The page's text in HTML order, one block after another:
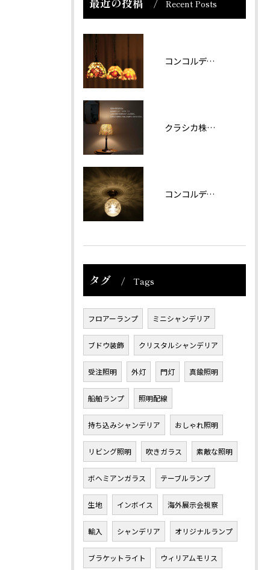
Recent Posts
コンコルディア照明 販売について
クラシカ株式会社では夏期休業をいただきます。
コンコルディアのシリーズより天井灯です。
タグ Tags
フロアーランプ ミニシャンデリア
ブドウ装飾 クリスタルシャンデリア
受注照明 外灯 門灯 真鍮照明
船舶ランプ 照明配線
持ち込みシャンデリア おしゃれ照明
リビング照明 吹きガラス 素敵な照明
ボヘミアンガラス テーブルランプ
生地 インボイス 海外展示会視察
輸入 シャンデリア オリジナルランプ
ブラケットライト ウィリアムモリス